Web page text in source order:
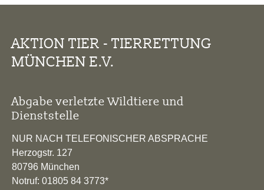
AKTION TIER - TIERRETTUNG
MÜNCHEN E.V.
Abgabe verletzte Wildtiere und
Dienststelle
NUR NACH TELEFONISCHER ABSPRACHE
Herzogstr. 127
80796 München
Notruf: 01805 84 3773*